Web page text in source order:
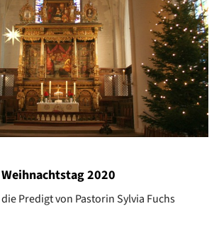
2020
Predigt von Pastorin Sylvia Fuchs